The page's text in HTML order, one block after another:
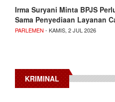
Irma Suryani Minta BPJS
Sama Penyediaan Layanan
PARLEMEN - KAMIS, 2 JUL 2026
KRIMINAL